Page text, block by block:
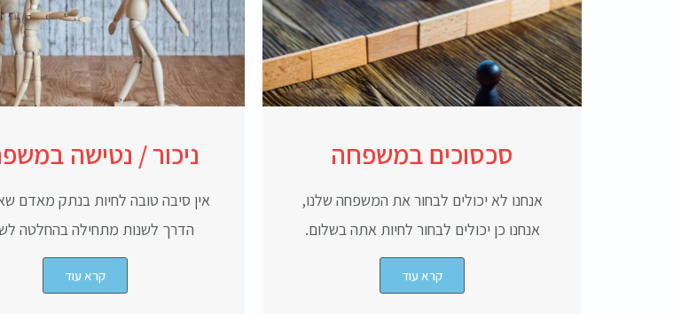
סכסוכים במשפחה
אנחנו לא יכולים לבחור את המשפחה שלנו,
אנחנו כן יכולים לבחור לחיות אתה בשלום.
קרא עוד
ניכור / נטישה
אין סיבה טובה לחיות בנתק מאדם
הדרך לשנות מתחילה בהחלטה
קרא עוד